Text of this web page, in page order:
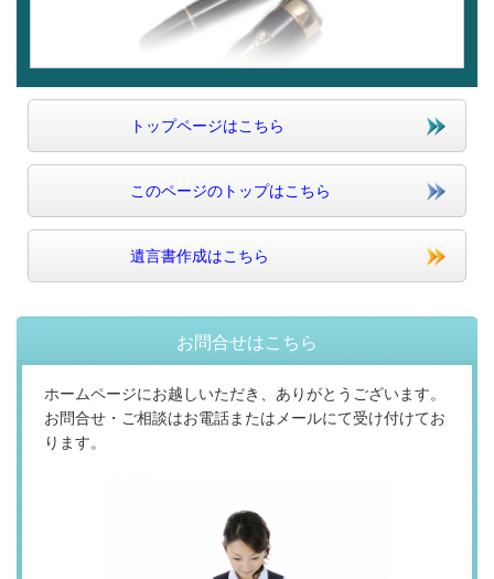
トップページはこちら
このページのトップはこちら
遺言書作成はこちら
お問合せはこちら
ホームページにお越しいただき、ありがとうございます。
お問合せ・ご相談はお電話またはメールにて受け付けてお
ります。